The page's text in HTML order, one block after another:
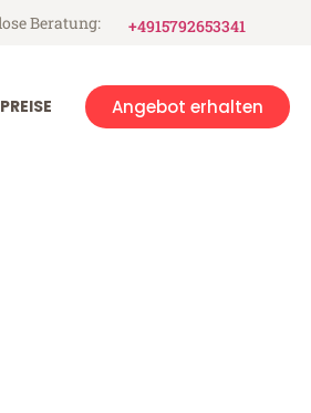
Beratung: +4915792653341
Angebot erhalten